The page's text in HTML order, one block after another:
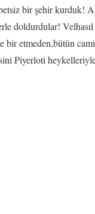
bir şehir kurduk!
doldurdular!
bir etmeden,bütün
Piyerloti